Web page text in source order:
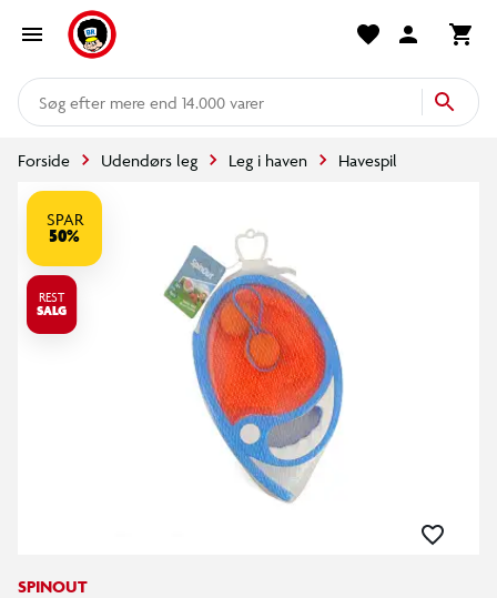
mere end 14.000 varer
Forside Udendørs leg Leg i haven Havespil
SPAR
50%
REST
SALG
SPINOUT